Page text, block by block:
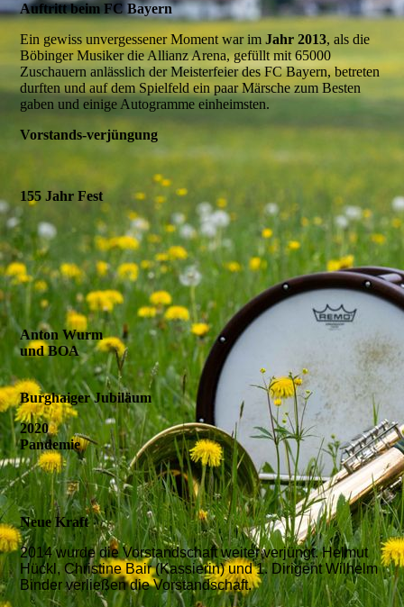
Auftritt beim FC Bayern
Ein gewiss unvergessener Moment war imJahr 2013, als die
Böbinger Musiker die Allianz Arena, gefüllt mit 65000
Zuschauern anlässlich der Meisterfeier des FC Bayern, betreten
durften und auf dem Spielfeld ein paar Märsche zum Besten
gaben und einige Autogramme einheimsten.
Vorstands-verjüngung
155 Jahr Fest
Anton Wurm
und BOA
Burghaiger Jubiläum
2020
Pandemie
Neue Kraft
2014 wurde die Vorstandschaft weiter verjüngt. Helmut
Hückl, Christine Bair (Kassierin) und 1. Dirigent Wilhelm
Binder verließen die Vorstandschaft.